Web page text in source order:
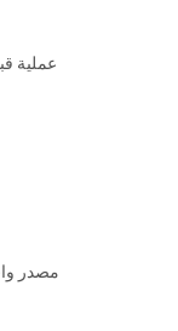
عملية
مصدر